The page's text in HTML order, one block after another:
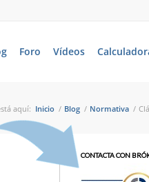
Foro Vídeos
aquí: Inicio / Blog / Normativa /